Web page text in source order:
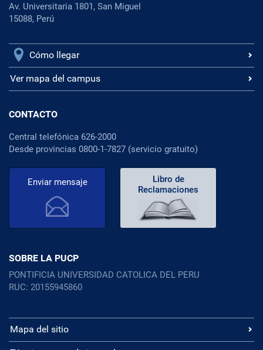
Av. Universitaria 1801, San Miguel
15088, Perú
Cómo llegar
Ver mapa del campus
CONTACTO
Central telefónica 626-2000
Desde provincias 0800-1-7827 (servicio gratuito)
Enviar mensaje
Libro de
Reclamaciones
SOBRE LA PUCP
PONTIFICIA UNIVERSIDAD CATOLICA DEL PERU
RUC: 20155945860
Mapa del sitio